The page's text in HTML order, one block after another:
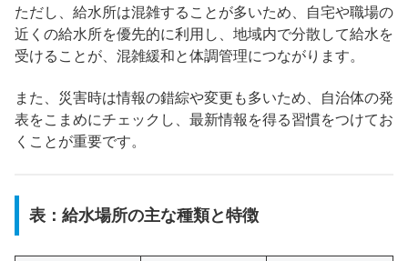
ただし、給水所は混雑することが多いため、自宅や職場の
近くの給水所を優先的に利用し、地域内で分散して給水を
受けることが、混雑緩和と体調管理につながります。
また、災害時は情報の錯綜や変更も多いため、自治体の発
表をこまめにチェックし、最新情報を得る習慣をつけてお
くことが重要です。
表：給水場所の主な種類と特徴